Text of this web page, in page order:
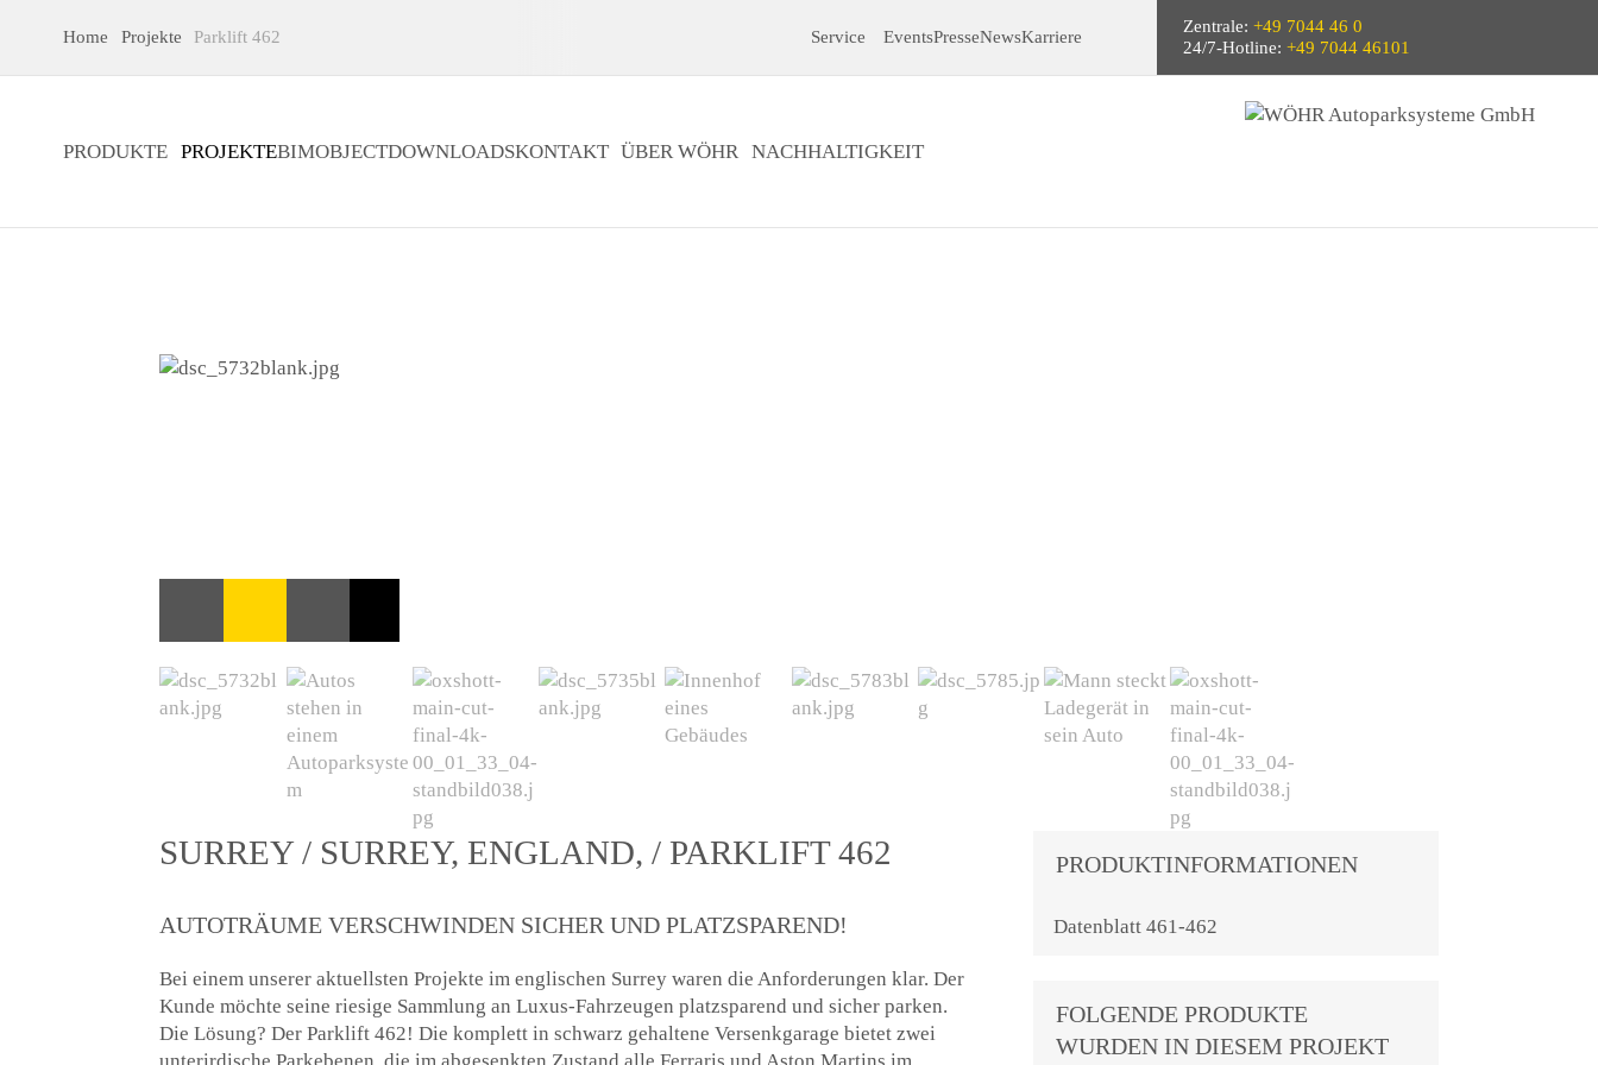
Home Projekte Parklift 462 Service EventsPresseNewsKarriere
Zentrale: +49 7044 46 0
24/7-Hotline: +49 7044 46101
PRODUKTE PROJEKTEBIMOBJECTDOWNLOADSKONTAKT ÜBER WÖHR NACHHALTIGKEIT
SURREY / SURREY, ENGLAND, / PARKLIFT 462
AUTOTRÄUME VERSCHWINDEN SICHER UND PLATZSPAREND!
Bei einem unserer aktuellsten Projekte im englischen Surrey waren die Anforderungen klar. Der
Kunde möchte seine riesige Sammlung an Luxus-Fahrzeugen platzsparend und sicher parken.
Die Lösung? Der Parklift 462! Die komplett in schwarz gehaltene Versenkgarage bietet zwei
PRODUKTINFORMATIONEN
Datenblatt 461-462
FOLGENDE PRODUKTE
WURDEN IN DIESEM PROJEKT